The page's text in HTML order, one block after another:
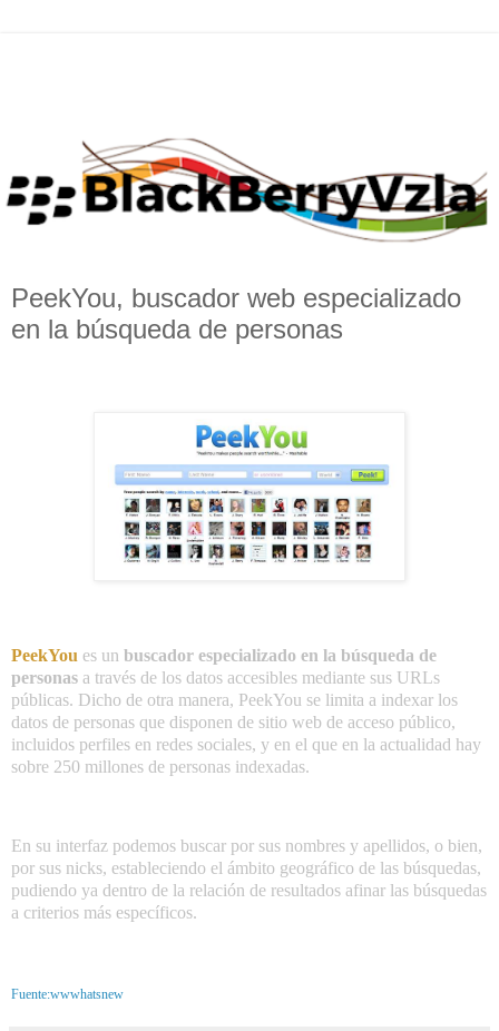
PeekYou, buscador web especializado
en la búsqueda de personas
PeekYou es un buscador especializado en la búsqueda de
personas a través de los datos accesibles mediante sus URLs
públicas. Dicho de otra manera, PeekYou se limita a indexar los
datos de personas que disponen de sitio web de acceso público,
incluidos perfiles en redes sociales, y en el que en la actualidad hay
sobre 250 millones de personas indexadas.
En su interfaz podemos buscar por sus nombres y apellidos, o bien,
por sus nicks, estableciendo el ámbito geográfico de las búsquedas,
pudiendo ya dentro de la relación de resultados afinar las búsquedas
a criterios más específicos.
Fuente:wwwhatsnew